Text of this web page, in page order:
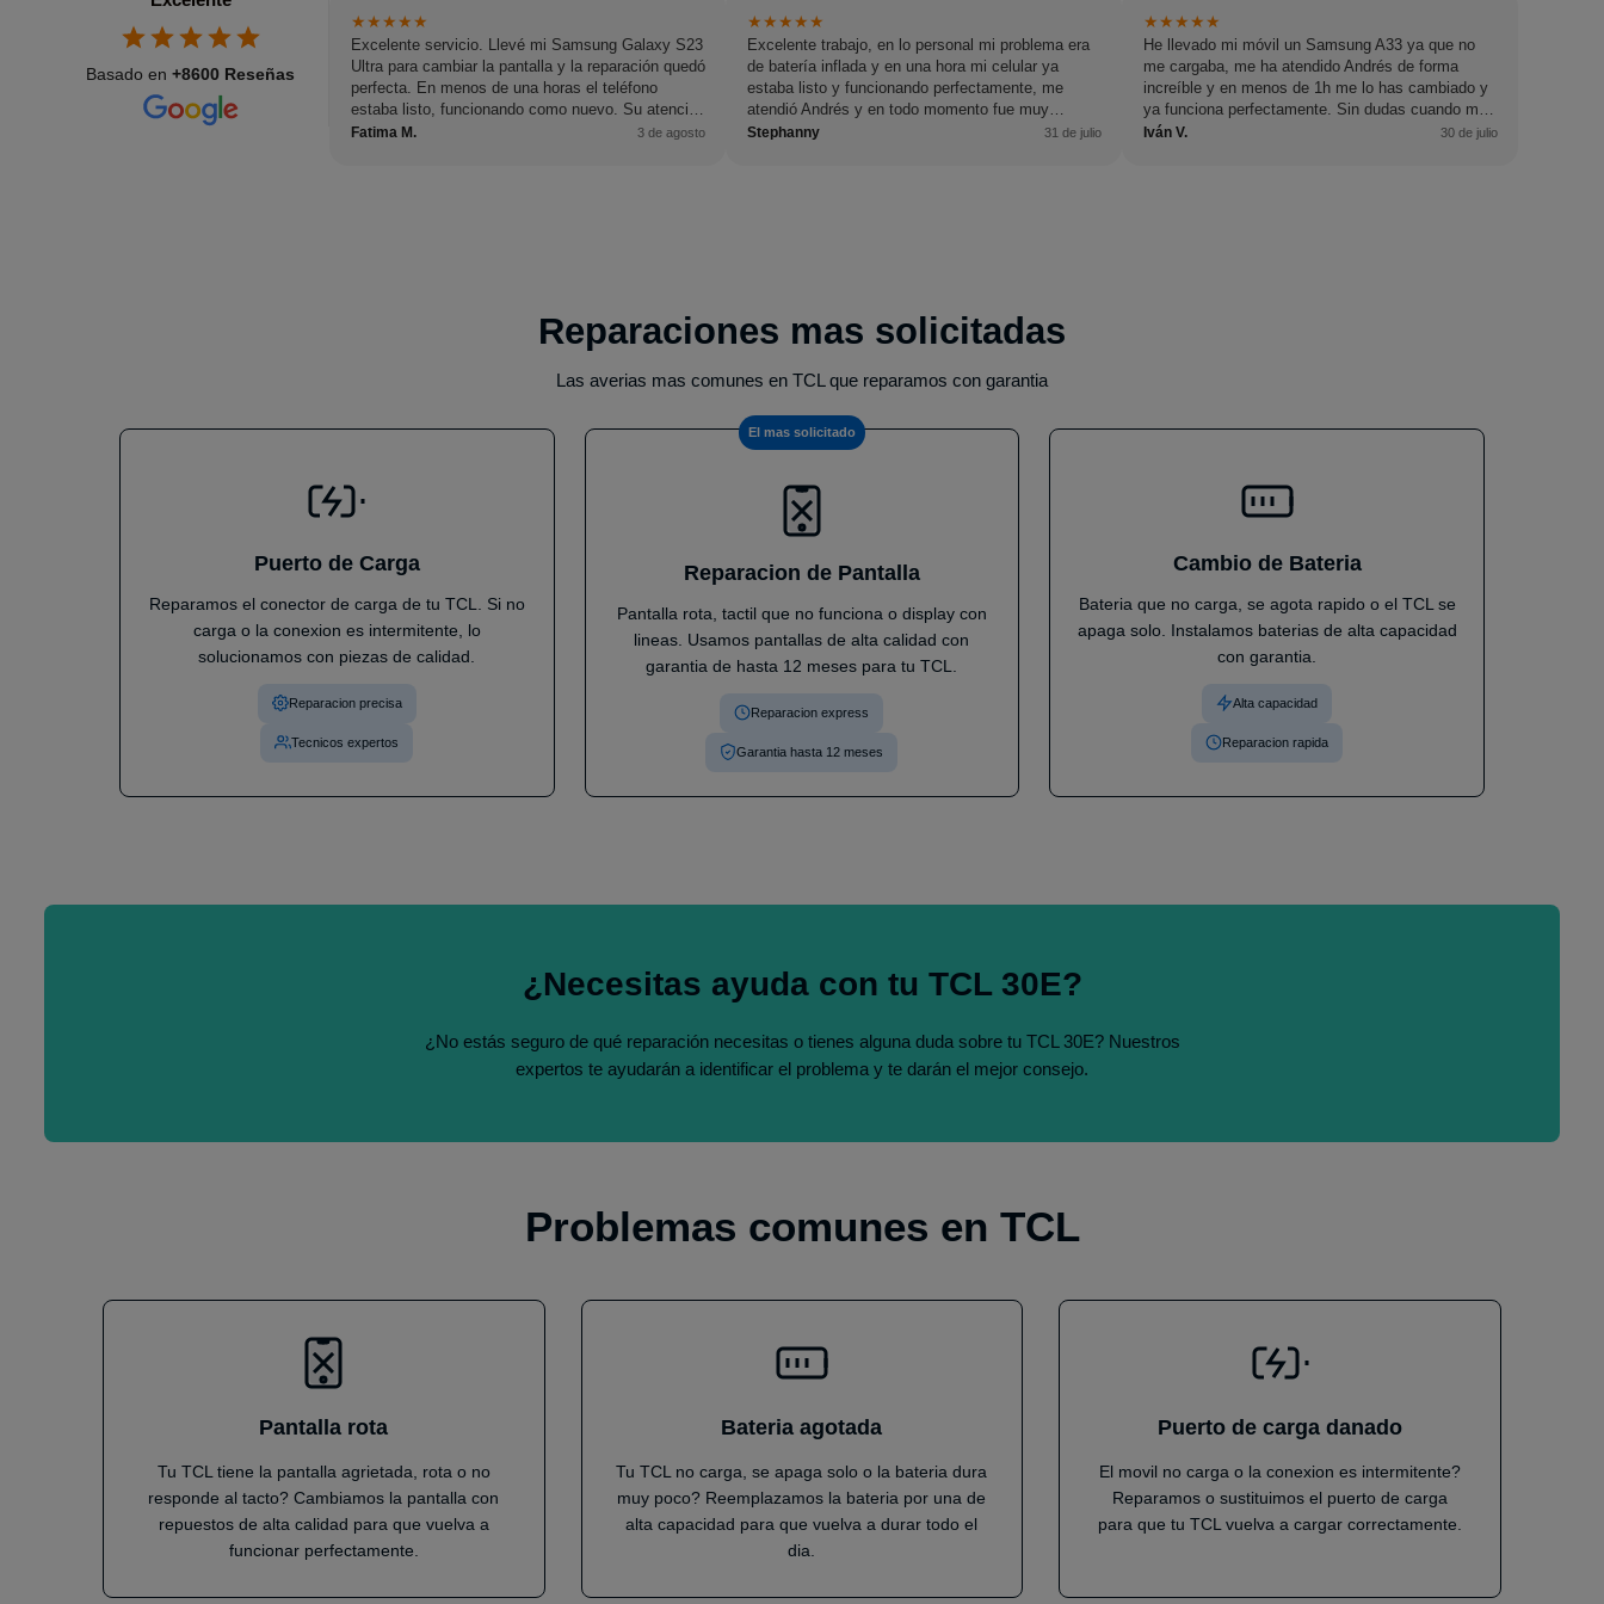
Basado en +8600 Reseñas
★★★★★
Excelente servicio. Llevé mi Samsung Galaxy S23
Ultra para cambiar la pantalla y la reparación quedó
perfecta. En menos de una horas el teléfono
estaba listo, funcionando como nuevo. Su atención
fue excelente: muy amable, profesional y atento en
Fatima M. 3 de agosto
★★★★★
Excelente trabajo, en lo personal mi problema era
de batería inflada y en una hora mi celular ya
estaba listo y funcionando perfectamente, me
atendió Andrés y en todo momento fue muy
amable.
Stephanny 31 de julio
★★★★★
He llevado mi móvil un Samsung A33 ya que no
me cargaba, me ha atendido Andrés de forma
increíble y en menos de 1h me lo has cambiado y
ya funciona perfectamente. Sin dudas cuando me
pase algo, volveré.
Iván V. 30 de julio
Reparaciones mas solicitadas
Las averias mas comunes en TCL que reparamos con garantia
Puerto de Carga
Reparamos el conector de carga de tu TCL. Si no
carga o la conexion es intermitente, lo
solucionamos con piezas de calidad.
Reparacion precisa
Tecnicos expertos
El mas solicitado
Reparacion de Pantalla
Pantalla rota, tactil que no funciona o display con
lineas. Usamos pantallas de alta calidad con
garantia de hasta 12 meses para tu TCL.
Reparacion express
Garantia hasta 12 meses
Cambio de Bateria
Bateria que no carga, se agota rapido o el TCL se
apaga solo. Instalamos baterias de alta capacidad
con garantia.
Alta capacidad
Reparacion rapida
¿Necesitas ayuda con tu TCL 30E?
¿No estás seguro de qué reparación necesitas o tienes alguna duda sobre tu TCL 30E? Nuestros
expertos te ayudarán a identificar el problema y te darán el mejor consejo.
Problemas comunes en TCL
Pantalla rota
Tu TCL tiene la pantalla agrietada, rota o no
responde al tacto? Cambiamos la pantalla con
repuestos de alta calidad para que vuelva a
funcionar perfectamente.
Bateria agotada
Tu TCL no carga, se apaga solo o la bateria dura
muy poco? Reemplazamos la bateria por una de
alta capacidad para que vuelva a durar todo el
dia.
Puerto de carga danado
El movil no carga o la conexion es intermitente?
Reparamos o sustituimos el puerto de carga
para que tu TCL vuelva a cargar correctamente.